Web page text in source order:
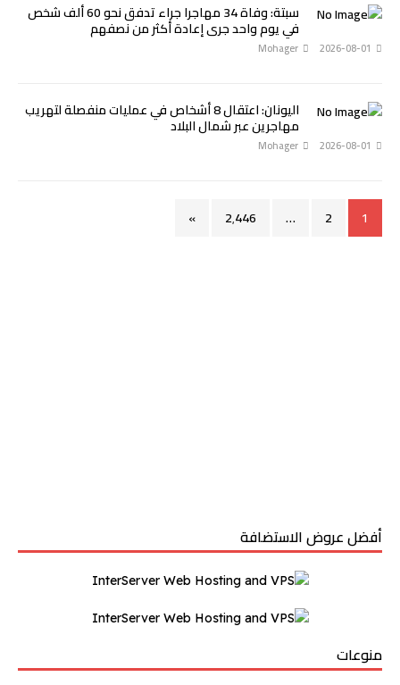
سبتة: وفاة 34 مهاجرا جراء تدفق نحو 60 ألف شخص
في يوم واحد جرى إعادة أكثر من نصفهم
2026-08-01
Mohager
اليونان: اعتقال 8 أشخاص في عمليات منفصلة لتهريب
مهاجرين عبر شمال البلاد
2026-08-01
Mohager
1
2
… 2٬446 »
أفضل عروض الاستضافة
منوعات